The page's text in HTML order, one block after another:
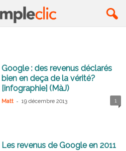
Google : des revenus déclarés
bien en deça de la vérité?
[infographie] (MàJ)
Matt - 19 décembre 2013 1
Les revenus de Google en 2011